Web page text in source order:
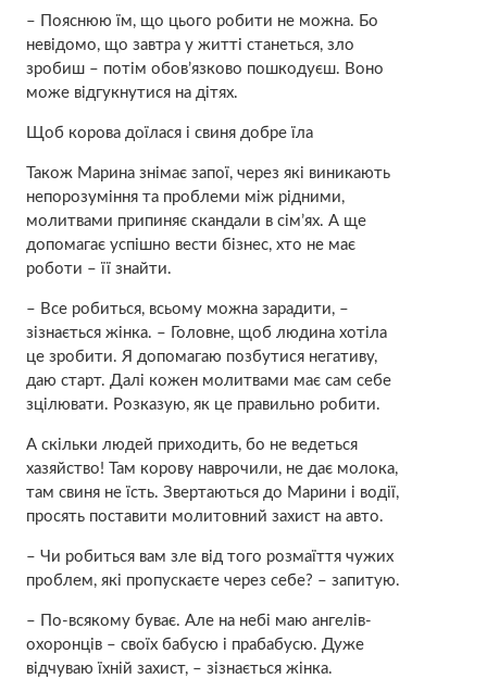
– Пояснюю їм, що цього робити не можна. Бо
невідомо, що завтра у житті станеться, зло
зробиш – потім обов’язково пошкодуєш. Воно
може відгукнутися на дітях.
Щоб корова доїлася і свиня добре їла
Також Марина знімає запої, через які виникають
непорозуміння та проблеми між рідними,
молитвами припиняє скандали в сім’ях. А ще
допомагає успішно вести бізнес, хто не має
роботи – її знайти.
– Все робиться, всьому можна зарадити, –
зізнається жінка. – Головне, щоб людина хотіла
це зробити. Я допомагаю позбутися негативу,
даю старт. Далі кожен молитвами має сам себе
зцілювати. Розказую, як це правильно робити.
А скільки людей приходить, бо не ведеться
хазяйство! Там корову наврочили, не дає молока,
там свиня не їсть. Звертаються до Марини і водії,
просять поставити молитовний захист на авто.
– Чи робиться вам зле від того розмаїття чужих
проблем, які пропускаєте через себе? – запитую.
– По-всякому буває. Але на небі маю ангелів-
охоронців – своїх бабусю і прабабусю. Дуже
відчуваю їхній захист, – зізнається жінка.